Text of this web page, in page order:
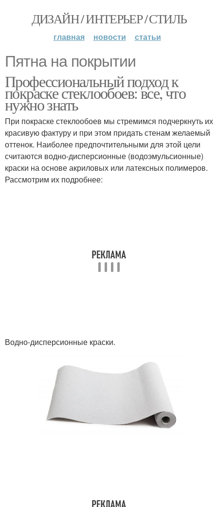
ДИЗАЙН / ИНТЕРЬЕР / СТИЛЬ
главная новости статьи
Пятна на покрытии
Профессиональный подход к
покраске стеклообоев: все, что
нужно знать
При покраске стеклообоев мы стремимся подчеркнуть их
красивую фактуру и при этом придать стенам желаемый
оттенок. Наиболее предпочтительными для этой цели
считаются водно-дисперсионные (водоэмульсионные)
краски на основе акриловых или латексных полимеров.
Рассмотрим их подробнее:
Водно-дисперсионные краски.